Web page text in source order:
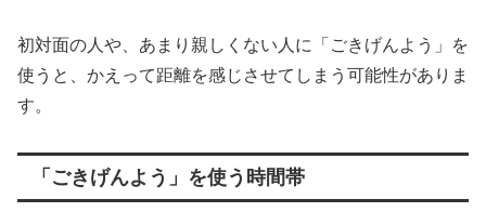
初対面の人や、あまり親しくない人に「ごきげんよう」を
使うと、かえって距離を感じさせてしまう可能性がありま
す。
「ごきげんよう」を使う時間帯